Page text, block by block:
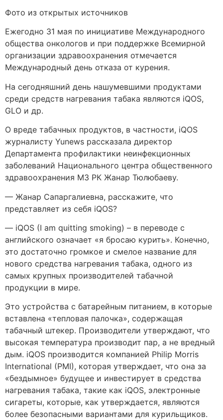
Фото из открытых источников
Ежегодно 31 мая по инициативе Международного
общества онкологов и при поддержке Всемирной
организации здравоохранения отмечается
Международный день отказа от курения.
На сегодняшний день нашумевшими продуктами
среди средств нагревания табака являются iQOS,
GLO и др.
О вреде табачных продуктов, в частности, iQOS
журналисту Yunews рассказала директор
Департамента профилактики неинфекционных
заболеваний Национального центра общественного
здравоохранения МЗ РК Жанар Тюлюбаеву.
— Жанар Сапаргалиевна, расскажите, что
представляет из себя iQOS?
— iQOS (I am quitting smoking) – в переводе с
английского означает «я бросаю курить». Конечно,
это достаточно громкое и смелое название для
нового средства нагревания табака, одного из
самых крупных производителей табачной
продукции в мире.
Это устройства с батарейным питанием, в которые
вставлена «тепловая палочка», содержащая
табачный штекер. Производители утверждают, что
высокая температура производит пар, а не вредный
дым. iQOS производится компанией Philip Morris
International (PMI), которая утверждает, что она за
«бездымное» будущее и инвестирует в средства
нагревания табака, такие как iQOS, электронные
сигареты, которые, как утверждается, являются
более безопасными вариантами для курильщиков.